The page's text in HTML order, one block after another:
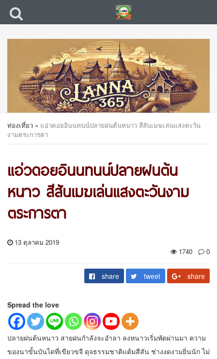
ท่องเที่ยว » แอ่วดอยอินนทนน์ปลายฝนต้นหนาว สีสันเมฆเล่นแสงตะวัน
งามตระการตา
แอ่วดอยอินนทนน์ปลายฝนต้น
หนาว สีสันเมฆเล่นแสงตะวันงาม
ตระการตา
13 ตุลาคม 2019
1740
0
share tweet share
Spread the love
ปลายฝนต้นหนาว สายฝนกำลังจะอำลา ลงหนาวเริ่มพัดผ่านมา ความ
ของนาขั้นบันไดที่เขียวขจี ดุจธรรมชาติแต้มสีสัน ช่างงดงามยิ่นนัก ไม่